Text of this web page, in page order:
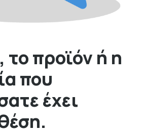
το προϊόν ή η
που
έχει